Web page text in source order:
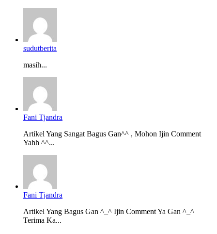
sudutberita
masih...
Fani Tjandra
Artikel Yang Sangat Bagus Gan^^ , Mohon Ijin Comment
Yahh ^^...
Fani Tjandra
Artikel Yang Bagus Gan ^_^ Ijin Comment Ya Gan ^_^
Terima Ka...